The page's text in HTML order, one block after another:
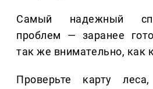
Самый надежный
проблем — заранее
так же внимательно, как
Проверьте карту